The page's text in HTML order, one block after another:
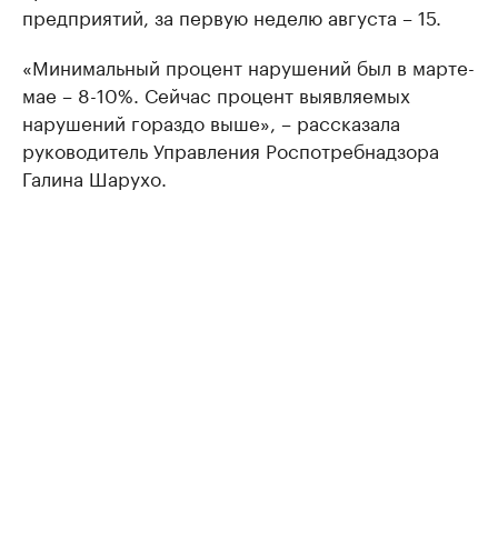
предприятий, за первую неделю августа – 15.
«Минимальный процент нарушений был в марте-
мае – 8-10%. Сейчас процент выявляемых
нарушений гораздо выше», – рассказала
руководитель Управления Роспотребнадзора
Галина Шарухо.